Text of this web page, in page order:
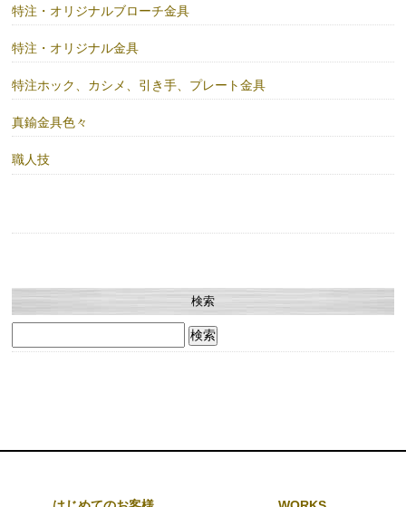
特注・オリジナルブローチ金具
特注・オリジナル金具
特注ホック、カシメ、引き手、プレート金具
真鍮金具色々
職人技
検索
索: